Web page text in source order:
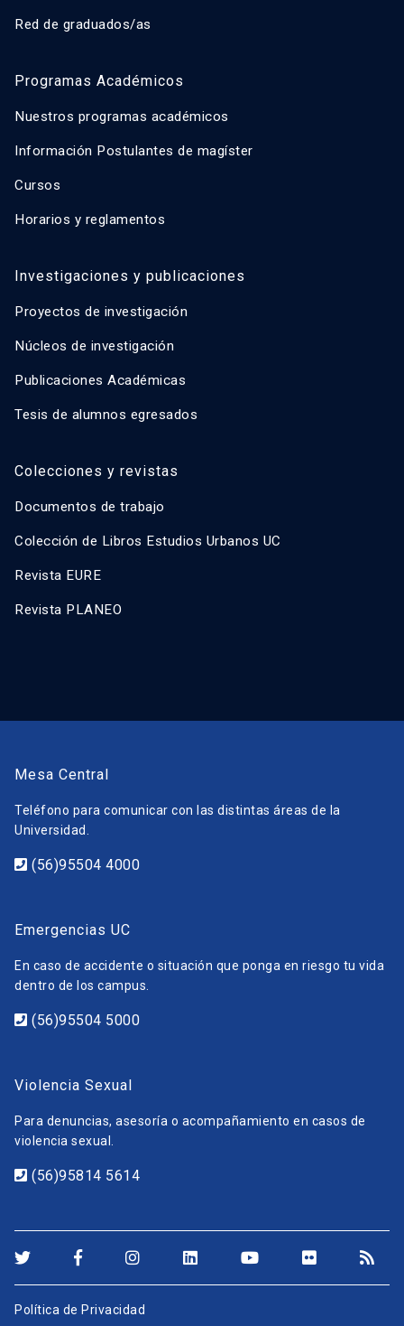
Red de graduados/as
Programas Académicos
Nuestros programas académicos
Información Postulantes de magíster
Cursos
Horarios y reglamentos
Investigaciones y publicaciones
Proyectos de investigación
Núcleos de investigación
Publicaciones Académicas
Tesis de alumnos egresados
Colecciones y revistas
Documentos de trabajo
Colección de Libros Estudios Urbanos UC
Revista EURE
Revista PLANEO
Mesa Central
Teléfono para comunicar con las distintas áreas de la
Universidad.
(56)95504 4000
Emergencias UC
En caso de accidente o situación que ponga en riesgo tu vida
dentro de los campus.
(56)95504 5000
Violencia Sexual
Para denuncias, asesoría o acompañamiento en casos de
violencia sexual.
(56)95814 5614
Política de Privacidad